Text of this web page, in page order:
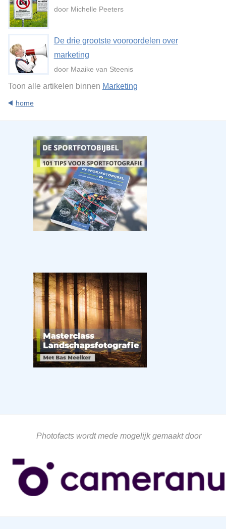
door Michelle Peeters
De drie grootste vooroordelen over
marketing
door Maaike van Steenis
Toon alle artikelen binnen Marketing
home
Photofacts wordt mede mogelijk gemaakt door